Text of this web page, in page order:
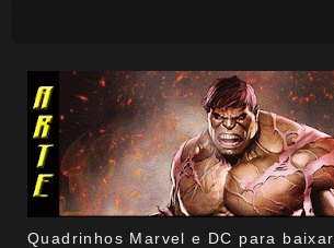
Quadrinhos Marvel e DC para baixar.